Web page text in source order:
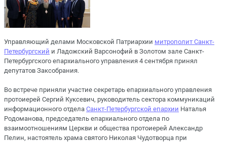
Управляющий делами Московской Патриархии митрополит Санкт-
Петербургский и Ладожский Варсонофий в Золотом зале Санкт-
Петербургского епархиального управления 4 сентября принял
депутатов Заксобрания.
Во встрече приняли участие секретарь епархиального управления
протоиерей Сергий Куксевич, руководитель сектора коммуникаций
информационного отдела Санкт-Петербургской епархии Наталья
Родоманова, председатель епархиального отдела по
взаимоотношениям Церкви и общества протоиерей Александр
Пелин, настоятель храма святого Николая Чудотворца при